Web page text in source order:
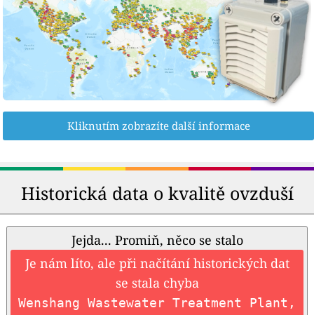
Kliknutím zobrazíte další informace
Historická data o kvalitě ovzduší
Jejda... Promiň, něco se stalo
Je nám líto, ale při načítání historických dat
se stala chyba
Wenshang Wastewater Treatment Plant,